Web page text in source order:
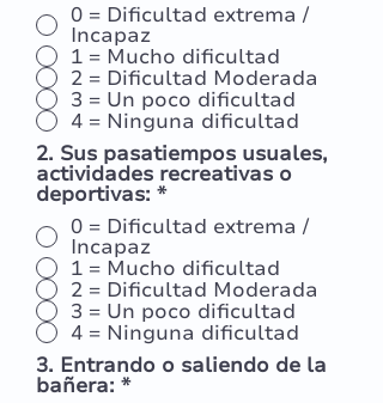
0 = Dificultad extrema /
Incapaz
1 = Mucho dificultad
2 = Dificultad Moderada
3 = Un poco dificultad
4 = Ninguna dificultad
2. Sus pasatiempos usuales,
actividades recreativas o
deportivas: *
0 = Dificultad extrema /
Incapaz
1 = Mucho dificultad
2 = Dificultad Moderada
3 = Un poco dificultad
4 = Ninguna dificultad
3. Entrando o saliendo de la
bañera: *